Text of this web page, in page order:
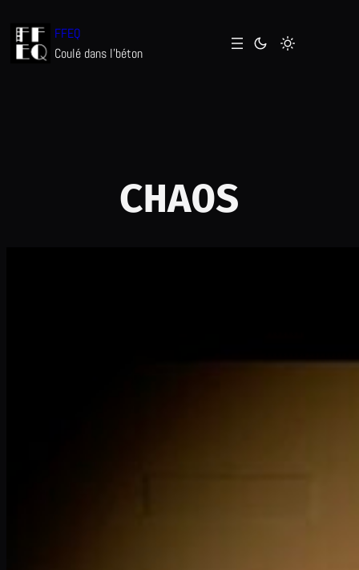
contenu
FFEQ
Coulé dans l'béton
CHAOS